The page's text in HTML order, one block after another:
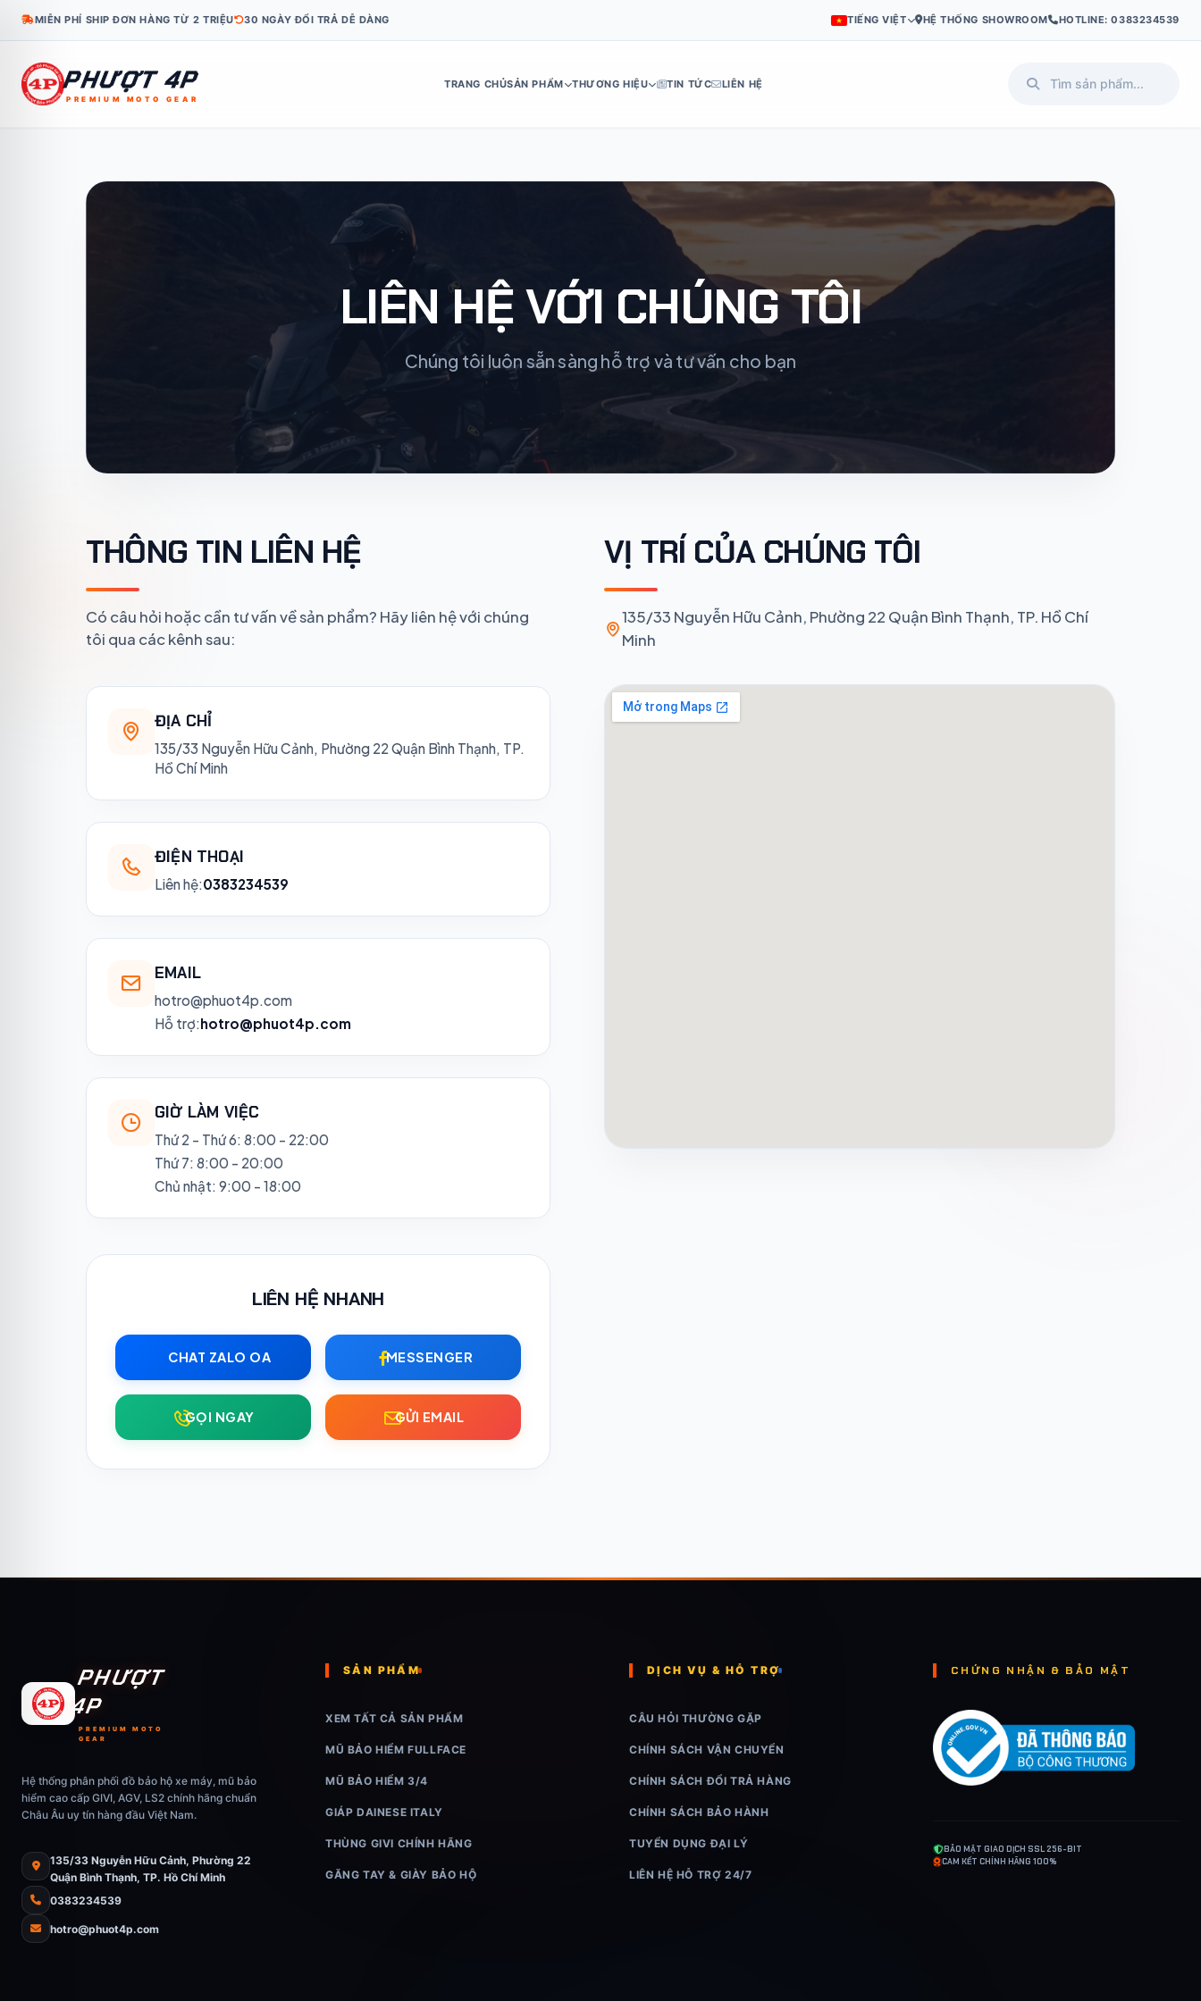
MIỄN PHÍ SHIP ĐƠN HÀNG TỪ 2 TRIỆU 30 NGÀY ĐỔI TRẢ DỄ DÀNG TIẾNG VIỆT HỆ THỐNG SHOWROOM HOTLINE: 0383234539
PHƯỢT 4P
PREMIUM MOTO GEAR
TRANG CHỦSẢN PHẨM THƯƠNG HIỆU TIN TỨC LIÊN HỆ
LIÊN HỆ VỚI CHÚNG TÔI
Chúng tôi luôn sẵn sàng hỗ trợ và tư vấn cho bạn
THÔNG TIN LIÊN HỆ
Có câu hỏi hoặc cần tư vấn về sản phẩm? Hãy liên hệ với chúng
tôi qua các kênh sau:
ĐỊA CHỈ
135/33 Nguyễn Hữu Cảnh, Phường 22 Quận Bình Thạnh, TP.
Hồ Chí Minh
ĐIỆN THOẠI
Liên hệ:0383234539
EMAIL
hotro@phuot4p.com
Hỗ trợ:hotro@phuot4p.com
GIỜ LÀM VIỆC
Thứ 2 - Thứ 6: 8:00 - 22:00
Thứ 7: 8:00 - 20:00
Chủ nhật: 9:00 - 18:00
LIÊN HỆ NHANH
CHAT ZALO OA MESSENGER
GỌI NGAY GỬI EMAIL
VỊ TRÍ CỦA CHÚNG TÔI
135/33 Nguyễn Hữu Cảnh, Phường 22 Quận Bình Thạnh, TP. Hồ Chí
Minh
PHƯỢT
4P
PREMIUM MOTO
GEAR
Hệ thống phân phối đồ bảo hộ xe máy, mũ bảo
hiểm cao cấp GIVI, AGV, LS2 chính hãng chuẩn
Châu Âu uy tín hàng đầu Việt Nam.
135/33 Nguyễn Hữu Cảnh, Phường 22
Quận Bình Thạnh, TP. Hồ Chí Minh
0383234539
hotro@phuot4p.com
SẢN PHẨM
XEM TẤT CẢ SẢN PHẨM
MŨ BẢO HIỂM FULLFACE
MŨ BẢO HIỂM 3/4
GIÁP DAINESE ITALY
THÙNG GIVI CHÍNH HÃNG
GĂNG TAY & GIÀY BẢO HỘ
DỊCH VỤ & HỖ TRỢ
CÂU HỎI THƯỜNG GẶP
CHÍNH SÁCH VẬN CHUYỂN
CHÍNH SÁCH ĐỔI TRẢ HÀNG
CHÍNH SÁCH BẢO HÀNH
TUYỂN DỤNG ĐẠI LÝ
LIÊN HỆ HỖ TRỢ 24/7
CHỨNG NHẬN & BẢO MẬT
BẢO MẬT GIAO DỊCH SSL 256-BIT
CAM KẾT CHÍNH HÃNG 100%